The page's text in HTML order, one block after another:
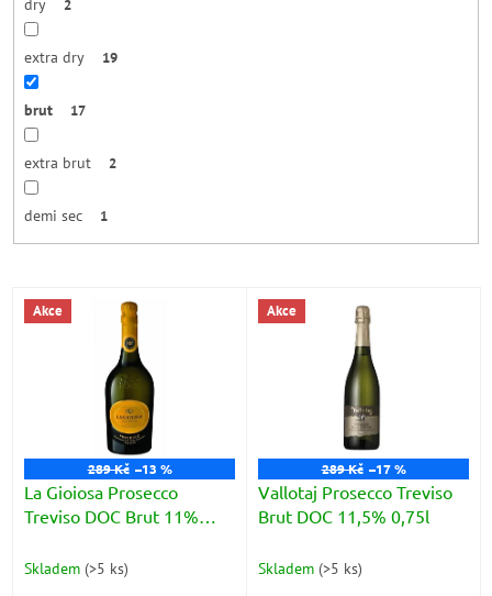
dry 2
extra dry 19
brut 17
extra brut 2
demi sec 1
Akce
289 Kč –13 %
La Gioiosa Prosecco
Treviso DOC Brut 11%
Skladem (>5 ks)
Akce
289 Kč –17 %
Vallotaj Prosecco Treviso
Brut DOC 11,5% 0,75l
Skladem (>5 ks)